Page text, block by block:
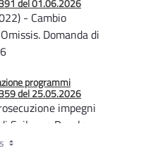
del 01.06.2026
- Cambio
Domanda di
programmi
del 25.05.2026
impegni
Sviluppo Rurale
ai sensi del D.M.